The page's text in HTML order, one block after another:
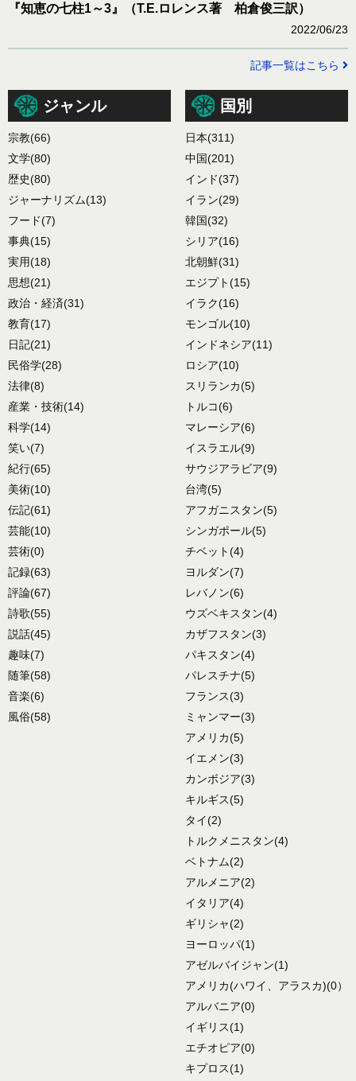
『知恵の七柱1～3』（T.E.ロレンス著 柏倉俊三訳）
2022/06/23
記事一覧はこちら
ジャンル
宗教(66)
文学(80)
歴史(80)
ジャーナリズム(13)
フード(7)
事典(15)
実用(18)
思想(21)
政治・経済(31)
教育(17)
日記(21)
民俗学(28)
法律(8)
産業・技術(14)
科学(14)
笑い(7)
紀行(65)
美術(10)
伝記(61)
芸能(10)
芸術(0)
記録(63)
評論(67)
詩歌(55)
説話(45)
趣味(7)
随筆(58)
音楽(6)
風俗(58)
国別
日本(311)
中国(201)
インド(37)
イラン(29)
韓国(32)
シリア(16)
北朝鮮(31)
エジプト(15)
イラク(16)
モンゴル(10)
インドネシア(11)
ロシア(10)
スリランカ(5)
トルコ(6)
マレーシア(6)
イスラエル(9)
サウジアラビア(9)
台湾(5)
アフガニスタン(5)
シンガポール(5)
チベット(4)
ヨルダン(7)
レバノン(6)
ウズベキスタン(4)
カザフスタン(3)
パキスタン(4)
パレスチナ(5)
フランス(3)
ミャンマー(3)
アメリカ(5)
イエメン(3)
カンボジア(3)
キルギス(5)
タイ(2)
トルクメニスタン(4)
ベトナム(2)
アルメニア(2)
イタリア(4)
ギリシャ(2)
ヨーロッパ(1)
アゼルバイジャン(1)
アメリカ(ハワイ、アラスカ)(0）
アルバニア(0)
イギリス(1)
エチオピア(0)
キプロス(1)